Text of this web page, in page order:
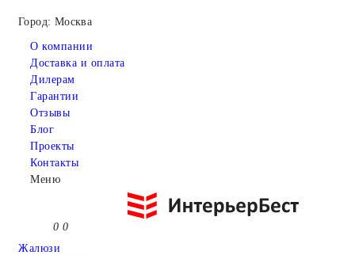
Город: Москва
О компании
Доставка и оплата
Дилерам
Гарантии
Отзывы
Блог
Проекты
Контакты
Меню
0 0
Жалюзи